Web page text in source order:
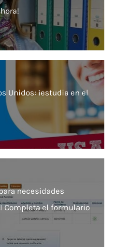
Unidos: ¡estudia en el
necesidades
Completa el formulario